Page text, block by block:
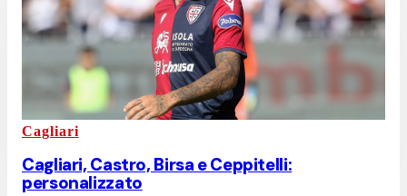
Cagliari
Cagliari, Castro, Birsa e Ceppitelli:
personalizzato